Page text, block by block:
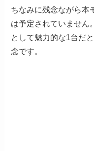
ちなみに残念ながら本
は予定されていません
として魅力的な1台だ
念です。